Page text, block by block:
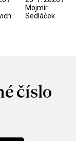
/ Odyssea
Mojmír
Sedláček
číslo